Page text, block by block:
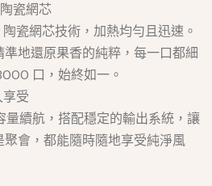
瓷網芯
瓷網芯技術，加熱均勻且迅速。
地還原果香的純粹，每一口都細
口，始終如一。
受
續航，搭配穩定的輸出系統，讓
會，都能隨時隨地享受純淨風